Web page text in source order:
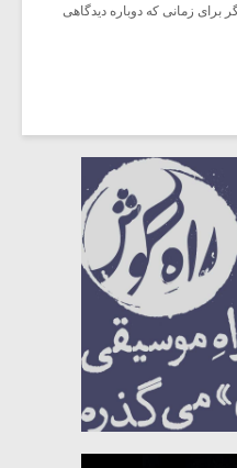
برای زمانی که دوباره دیدگاهی